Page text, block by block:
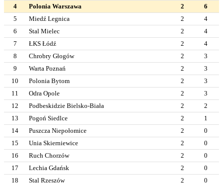
4
Polonia Warszawa 2
6
5
Miedź Legnica 2
4
6
Stal Mielec 2
4
7
ŁKS Łódź 2
4
8
Chrobry Głogów 2
3
9
Warta Poznań 2
3
10
Polonia Bytom 2
3
11
Odra Opole 2
3
12
Podbeskidzie Bielsko-Biała 2
2
13
Pogoń Siedlce 2
1
14
Puszcza Niepołomice 2
0
15
Unia Skierniewice 2
0
16
Ruch Chorzów 2
0
17
Lechia Gdańsk 2
0
18
Stal Rzeszów 2 0